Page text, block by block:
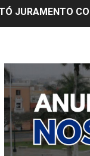
BUSCAN LA
SUS
SIN
servicio de